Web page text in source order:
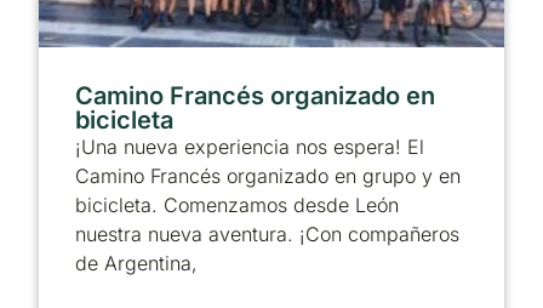
Camino Francés organizado en
bicicleta
¡Una nueva experiencia nos espera! El
Camino Francés organizado en grupo y en
bicicleta. Comenzamos desde León
nuestra nueva aventura. ¡Con compañeros
de Argentina,